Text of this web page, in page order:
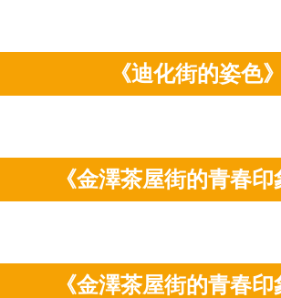
《迪化街的姿色
《金澤茶屋街的青春
《金澤茶屋街的青春